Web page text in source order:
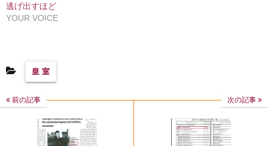
逃げ出すほど
YOUR VOICE
皇 室
前の記事 次の記事